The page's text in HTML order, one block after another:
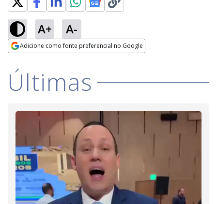
A+ A-
Adicione como fonte preferencial no Google
Ativar
100.00%
Últimas